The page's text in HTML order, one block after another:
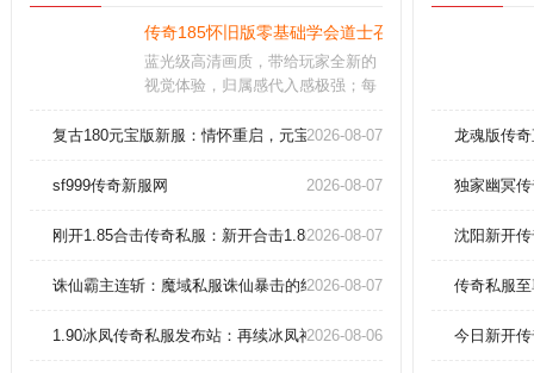
传奇185怀旧版零基础学会道士召唤神兽！
蓝光级高清画质，带给玩家全新的
视觉体验，归属感代入感极强；每
作战，感受非常强力的游戏玩法。
的操作技巧，从容走位畅快对战。
交流，超高爆率，还可以免费领取
复古180元宝版新服：情怀重启，元宝交易，战友集结！
2026-08-07
sf999传奇新服网 2026-08-07
刚开1.85合击传奇私服：新开合击1.85，传奇私服的全新征程
2026-08-07
诛仙霸主连斩：魔域私服诛仙暴击的终焉之战
2026-08-07
1.90冰凤传奇私服发布站：再续冰凤神话的终极争霸
2026-08-06
龙魂版传
独家幽冥
沈阳新开
传奇私服
今日新开